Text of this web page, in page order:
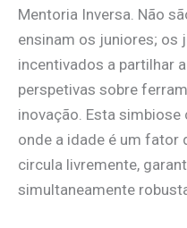
Mentoria Inversa. Não
ensinam os juniores; os
incentivados a partilhar
perspetivas sobre
inovação. Esta
onde a idade é um fator
circula livremente,
simultaneamente